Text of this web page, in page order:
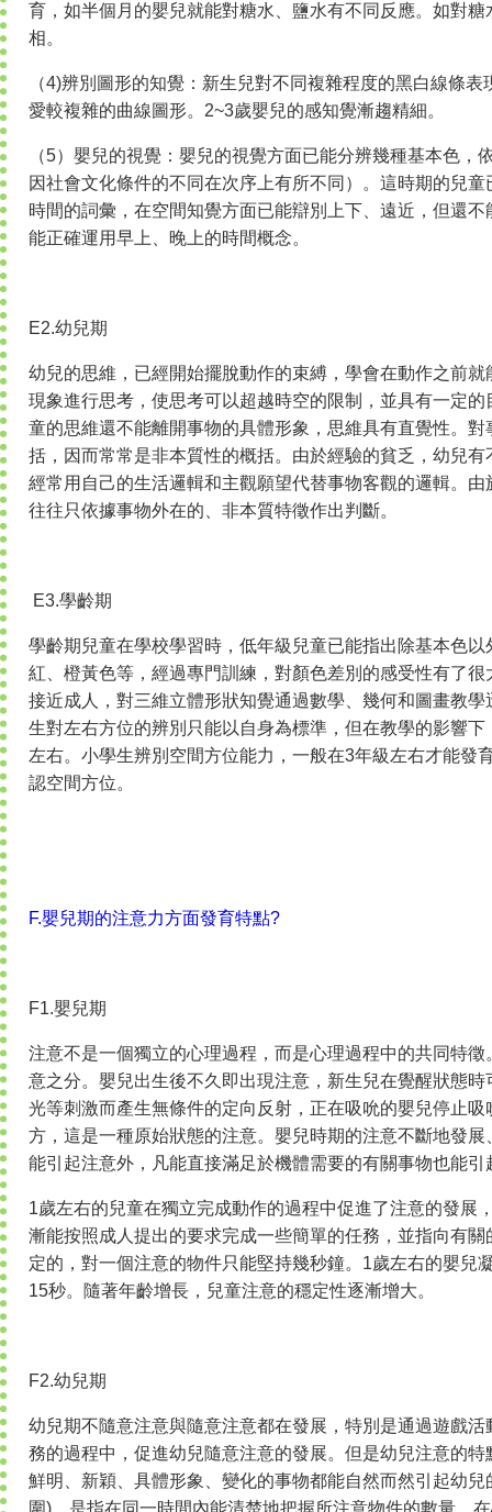
育，如半個月的嬰兒就能對糖水、鹽水有不同反應。如對
相。
（4)辨別圖形的知覺：新生兒對不同複雜程度的黑白線條
愛較複雜的曲線圖形。2~3歲嬰兒的感知覺漸趨精細。
（5）嬰兒的視覺：嬰兒的視覺方面已能分辨幾種基本色，
因社會文化條件的不同在次序上有所不同）。這時期的兒
時間的詞彙，在空間知覺方面已能辯別上下、遠近，但還
能正確運用早上、晚上的時間概念。
E2.幼兒期
幼兒的思維，已經開始擺脫動作的束縛，學會在動作之前
現象進行思考，使思考可以超越時空的限制，並具有一定
童的思維還不能離開事物的具體形象，思維具有直覺性。
括，因而常常是非本質性的概括。由於經驗的貧乏，幼兒
經常用自己的生活邏輯和主觀願望代替事物客觀的邏輯。
往往只依據事物外在的、非本質特徵作出判斷。
E3.學齡期
學齡期兒童在學校學習時，低年級兒童已能指出除基本色
紅、橙黃色等，經過專門訓練，對顏色差別的感受性有了
接近成人，對三維立體形狀知覺通過數學、幾何和圖畫教
生對左右方位的辨別只能以自身為標準，但在教學的影響
左右。小學生辨別空間方位能力，一般在3年級左右才能發
認空間方位。
F.嬰兒期的注意力方面發育特點?
F1.嬰兒期
注意不是一個獨立的心理過程，而是心理過程中的共同特
意之分。嬰兒出生後不久即出現注意，新生兒在覺醒狀態
光等刺激而產生無條件的定向反射，正在吸吮的嬰兒停止
方，這是一種原始狀態的注意。嬰兒時期的注意不斷地發
能引起注意外，凡能直接滿足於機體需要的有關事物也能引
1歲左右的兒童在獨立完成動作的過程中促進了注意的發展
漸能按照成人提出的要求完成一些簡單的任務，並指向有
定的，對一個注意的物件只能堅持幾秒鐘。1歲左右的嬰兒
15秒。隨著年齡增長，兒童注意的穩定性逐漸增大。
F2.幼兒期
幼兒期不隨意注意與隨意注意都在發展，特別是通過遊戲
務的過程中，促進幼兒隨意注意的發展。但是幼兒注意的
鮮明、新穎、具體形象、變化的事物都能自然而然引起幼
圍)，是指在同一時間內能清楚地把握所注意物件的數量。